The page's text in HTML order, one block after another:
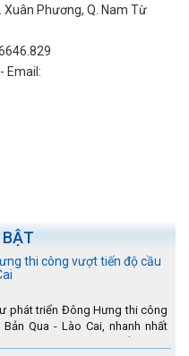
Xuân Phương, Q. Nam Từ
Email:
BẬT
thi công vượt tiến độ cầu
phát triển Đông Hưng thi công
Qua - Lào Cai, nhanh nhất